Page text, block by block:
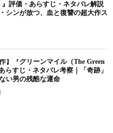
』評価・あらすじ・ネタバレ解説
シンが放つ、血と復讐の超大作ス
】『グリーンマイル（The Green
らすじ・ネタバレ考察｜「奇跡」
い男の残酷な運命